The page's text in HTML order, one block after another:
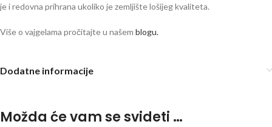
je i redovna prihrana ukoliko je zemljište lošijeg kvaliteta.
Više o vajgelama pročitajte u našem blogu.
Dodatne informacije
Možda će vam se svideti …